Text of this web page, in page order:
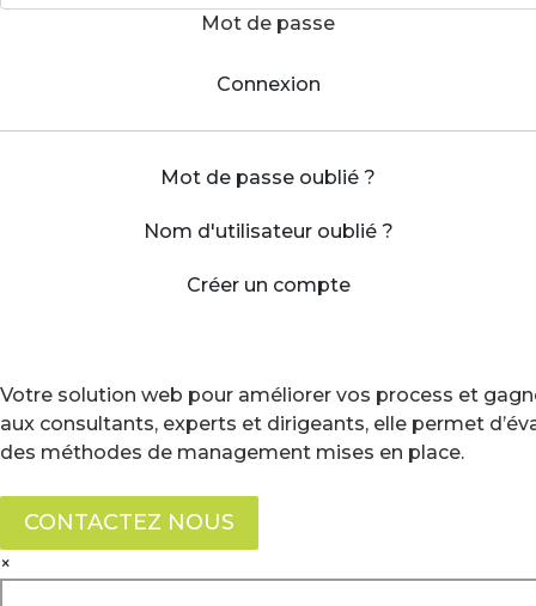
Mot de passe
Connexion
Mot de passe oublié ?
Nom d'utilisateur oublié ?
Créer un compte
Votre solution web pour améliorer vos process et
aux consultants, experts et dirigeants, elle permet
des méthodes de management mises en place.
CONTACTEZ NOUS
×